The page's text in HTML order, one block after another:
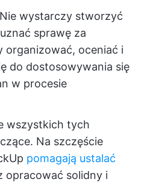
wystarczy stworzyć
sprawę za
organizować, oceniać i
do dostosowywania się
w procesie
wszystkich tych
Na szczęście
pomagają ustalać
opracować solidny i